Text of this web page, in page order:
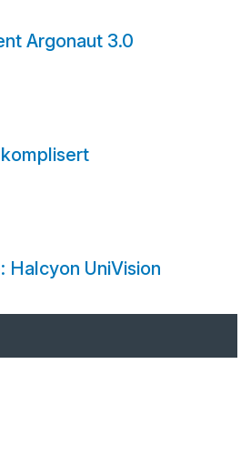
Argonaut 3.0
Halcyon UniVision